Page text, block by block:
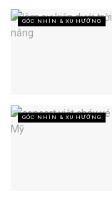
GÓC NHÌN & XU HƯỚNG
GÓC NHÌN & XU HƯỚNG